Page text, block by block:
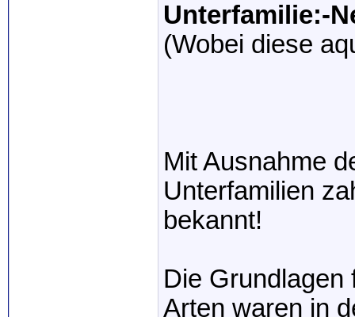
Unterfamilie:-
(Wobei diese
Mit Ausnahme
Unterfamilien
bekannt!
Die Grundlagen
Arten waren in